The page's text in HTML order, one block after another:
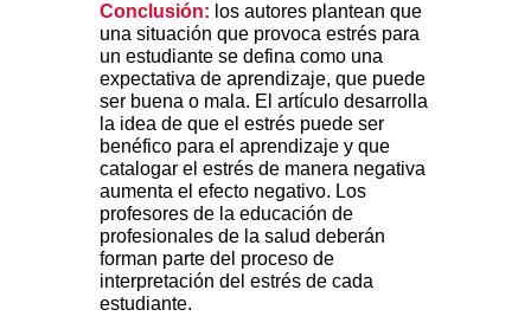
Conclusión: los autores plantean que
una situación que provoca estrés para
un estudiante se defina como una
expectativa de aprendizaje, que puede
ser buena o mala. El artículo desarrolla
la idea de que el estrés puede ser
benéfico para el aprendizaje y que
catalogar el estrés de manera negativa
aumenta el efecto negativo. Los
profesores de la educación de
profesionales de la salud deberán
forman parte del proceso de
interpretación del estrés de cada
estudiante.